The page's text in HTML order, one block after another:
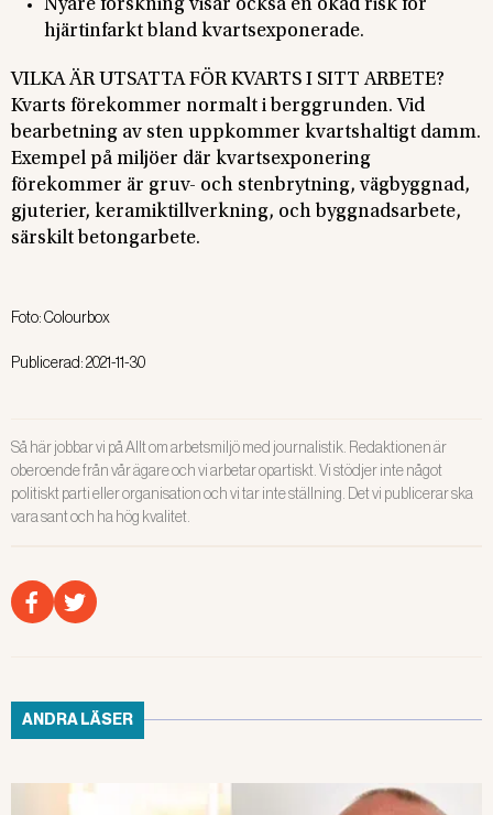
Nyare forskning visar också en ökad risk för
hjärtinfarkt bland kvartsexponerade.
VILKA ÄR UTSATTA FÖR KVARTS I SITT ARBETE?
Kvarts förekommer normalt i berggrunden. Vid
bearbetning av sten uppkommer kvartshaltigt damm.
Exempel på miljöer där kvartsexponering
förekommer är gruv- och stenbrytning, vägbyggnad,
gjuterier, keramiktillverkning, och byggnadsarbete,
särskilt betongarbete.
Foto:Colourbox
Publicerad:2021-11-30
Så här jobbar vi på Allt om arbetsmiljö med journalistik. Redaktionen är
oberoende från vår ägare och vi arbetar opartiskt. Vi stödjer inte något
politiskt parti eller organisation och vi tar inte ställning. Det vi publicerar ska
vara sant och ha hög kvalitet.
ANDRA LÄSER